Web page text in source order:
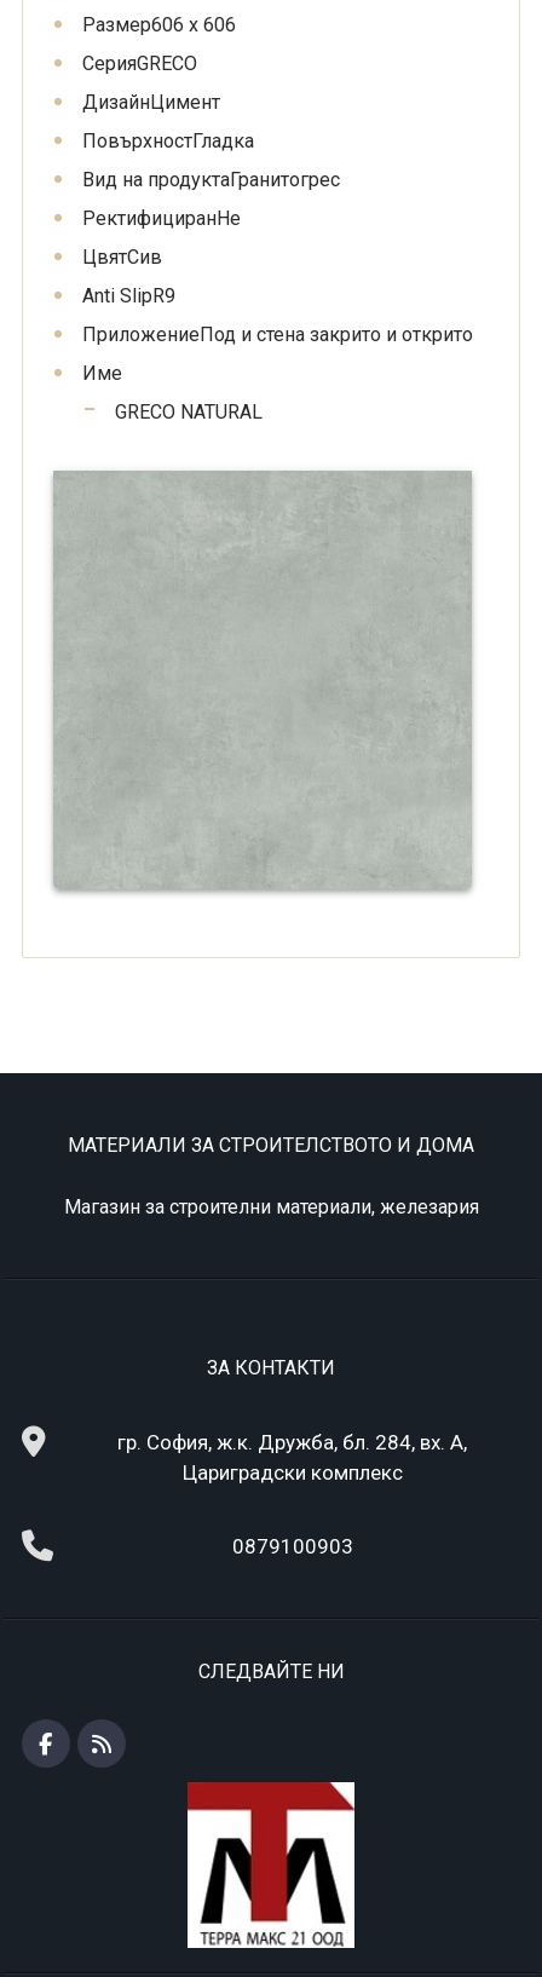
Размер606 x 606
СерияGRECO
ДизайнЦимент
ПовърхностГладка
Вид на продуктаГранитогрес
РектифициранНе
ЦвятСив
Anti Slip R9
ПриложениеПод и стена закрито и открито
Име
GRECO NATURAL
МАТЕРИАЛИ ЗА СТРОИТЕЛСТВОТО И ДОМА
Магазин за строителни материали, железария
ЗА КОНТАКТИ
гр. София, ж.к. Дружба, бл. 284, вх. А,
Цариградски комплекс
0879100903
СЛЕДВАЙТЕ НИ